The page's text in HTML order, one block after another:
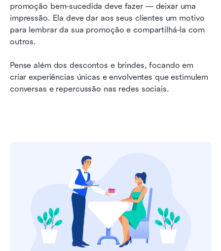
promoção bem-sucedida deve fazer — deixar uma
impressão. Ela deve dar aos seus clientes um motivo
para lembrar da sua promoção e compartilhá-la com
outros.
Pense além dos descontos e brindes, focando em
criar experiências únicas e envolventes que estimulem
conversas e repercussão nas redes sociais.